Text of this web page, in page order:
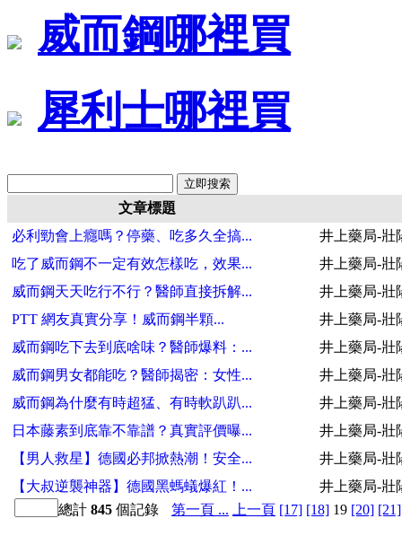
威而鋼哪裡買
犀利士哪裡買
文章標題
必利勁會上癮嗎？停藥、吃多久全搞...
井上藥局-壯
吃了威而鋼不一定有效怎樣吃，效果...
井上藥局-壯
威而鋼天天吃行不行？醫師直接拆解...
井上藥局-壯
PTT 網友真實分享！威而鋼半顆...
井上藥局-壯
威而鋼吃下去到底啥味？醫師爆料：...
井上藥局-壯
威而鋼男女都能吃？醫師揭密：女性...
井上藥局-壯
威而鋼為什麼有時超猛、有時軟趴趴...
井上藥局-壯
日本藤素到底靠不靠譜？真實評價曝...
井上藥局-壯
【男人救星】德國必邦掀熱潮！安全...
井上藥局-壯
【大叔逆襲神器】德國黑螞蟻爆紅！...
井上藥局-壯
總計 845 個記錄 第一頁 ... 上一頁 [17] [18] 19 [20] [21]